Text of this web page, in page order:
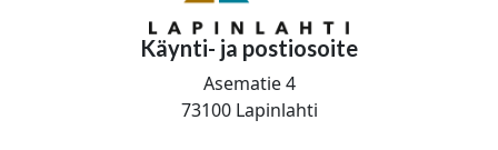
Käynti- ja postiosoite
Asematie 4
73100 Lapinlahti